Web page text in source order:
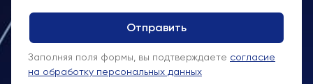
Заполняя поля формы, вы подтверждаете согласие
на обработку персональных данных